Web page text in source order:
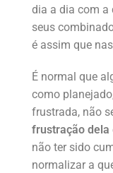
dia a dia com a
seus
é assim que
É normal que
como
frustrada, não
frustração dela
não ter sido
normalizar a